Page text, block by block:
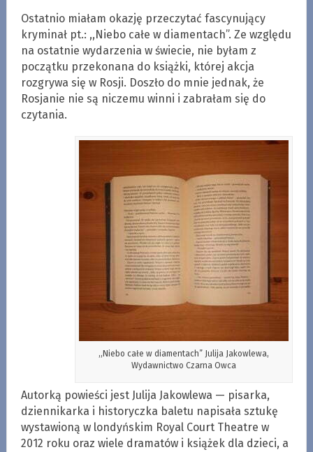
Ostatnio miałam okazję przeczytać fascynujący
kryminał pt.: ,,Niebo całe w diamentach”. Ze względu
na ostatnie wydarzenia w świecie, nie byłam z
początku przekonana do książki, której akcja
rozgrywa się w Rosji. Doszło do mnie jednak, że
Rosjanie nie są niczemu winni i zabrałam się do
czytania.
,,Niebo całe w diamentach” Julija Jakowlewa,
Wydawnictwo Czarna Owca
Autorką powieści jest Julija Jakowlewa — pisarka,
dziennikarka i historyczka baletu napisała sztukę
wystawioną w londyńskim Royal Court Theatre w
2012 roku oraz wiele dramatów i książek dla dzieci, a